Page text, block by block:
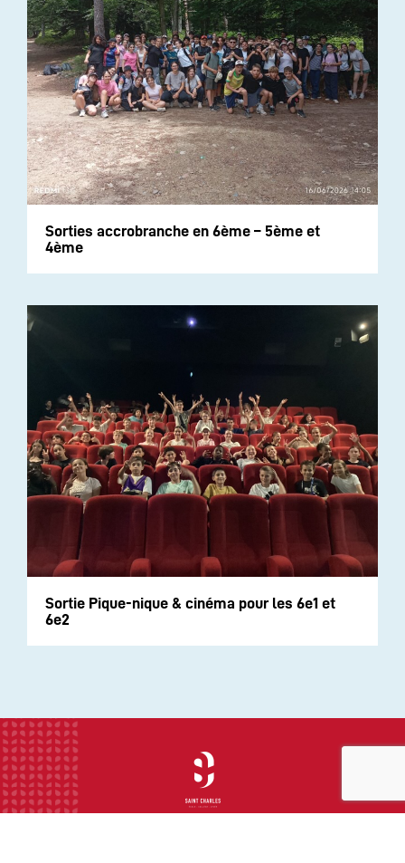
Sorties accrobranche en 6ème – 5ème et
4ème
Sortie Pique-nique & cinéma pour les 6e1 et
6e2